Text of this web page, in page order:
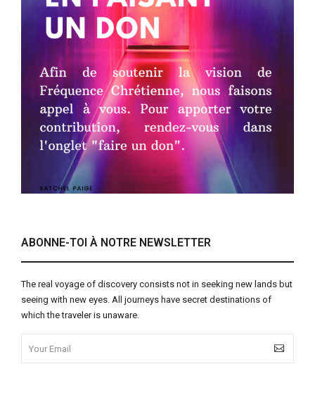
ABONNE-TOI À NOTRE NEWSLETTER
The real voyage of discovery consists not in seeking new lands but
seeing with new eyes. All journeys have secret destinations of
which the traveler is unaware.